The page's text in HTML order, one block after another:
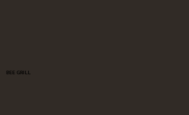
BEE GRILL